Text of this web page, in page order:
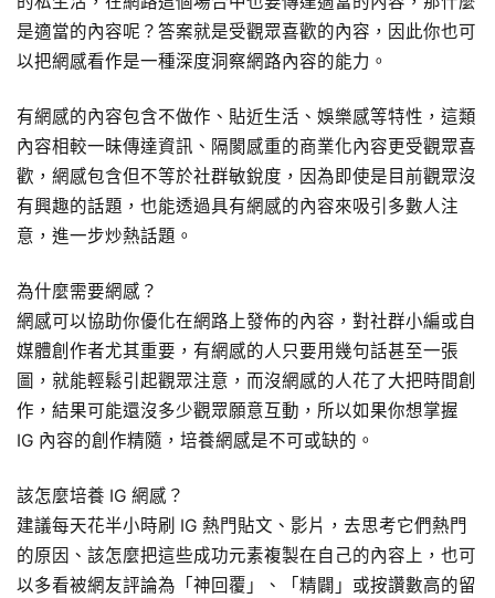
是適當的內容呢？答案就是受觀眾喜歡的內容，因此你也可
以把網感看作是一種深度洞察網路內容的能力。
有網感的內容包含不做作、貼近生活、娛樂感等特性，這類
內容相較一昧傳達資訊、隔閡感重的商業化內容更受觀眾喜
歡，網感包含但不等於社群敏銳度，因為即使是目前觀眾沒
有興趣的話題，也能透過具有網感的內容來吸引多數人注
意，進一步炒熱話題。
為什麼需要網感？
網感可以協助你優化在網路上發佈的內容，對社群小編或自
媒體創作者尤其重要，有網感的人只要用幾句話甚至一張
圖，就能輕鬆引起觀眾注意，而沒網感的人花了大把時間創
作，結果可能還沒多少觀眾願意互動，所以如果你想掌握
IG 內容的創作精隨，培養網感是不可或缺的。
該怎麼培養 IG 網感？
建議每天花半小時刷 IG 熱門貼文、影片，去思考它們熱門
的原因、該怎麼把這些成功元素複製在自己的內容上，也可
以多看被網友評論為「神回覆」、「精闢」或按讚數高的留